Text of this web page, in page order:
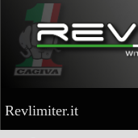
Revlimiter.it